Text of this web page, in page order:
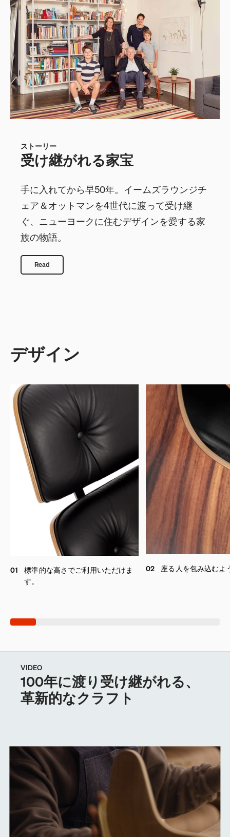
ストーリー
受け継がれる家宝
手に入れてから早50年。イームズラウンジチ
ェア＆オットマンを4世代に渡って受け継
ぐ、ニューヨークに住むデザインを愛する家
族の物語。
Read
デザイン
01
標準的な高さでご利用いただけま
す。
02 座る人を包み込むよ
VIDEO
100年に渡り受け継がれる、
革新的なクラフト